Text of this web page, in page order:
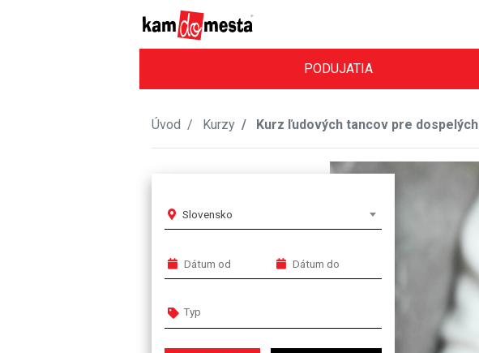
PODUJATIA
Úvod Kurzy Kurz ľudových tancov pre dospelých
Slovensko